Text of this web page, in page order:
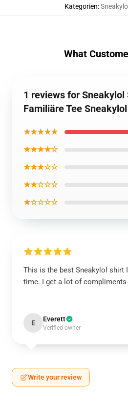
Kategorien:
What
1 reviews for Sneakylol
Familiäre Tee
★★★★★
★★★★☆
★★★☆☆
★★☆☆☆
★☆☆☆☆
This is the best Sneakylol shirt
time. I get a lot of compliments
E Everett
Verified owner
Write your review